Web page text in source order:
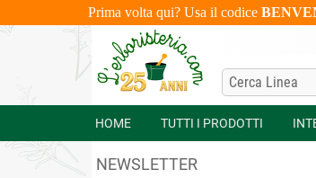
Prima volta qui? Usa il codice
HOME TUTTI I PRODOTTI
NEWSLETTER